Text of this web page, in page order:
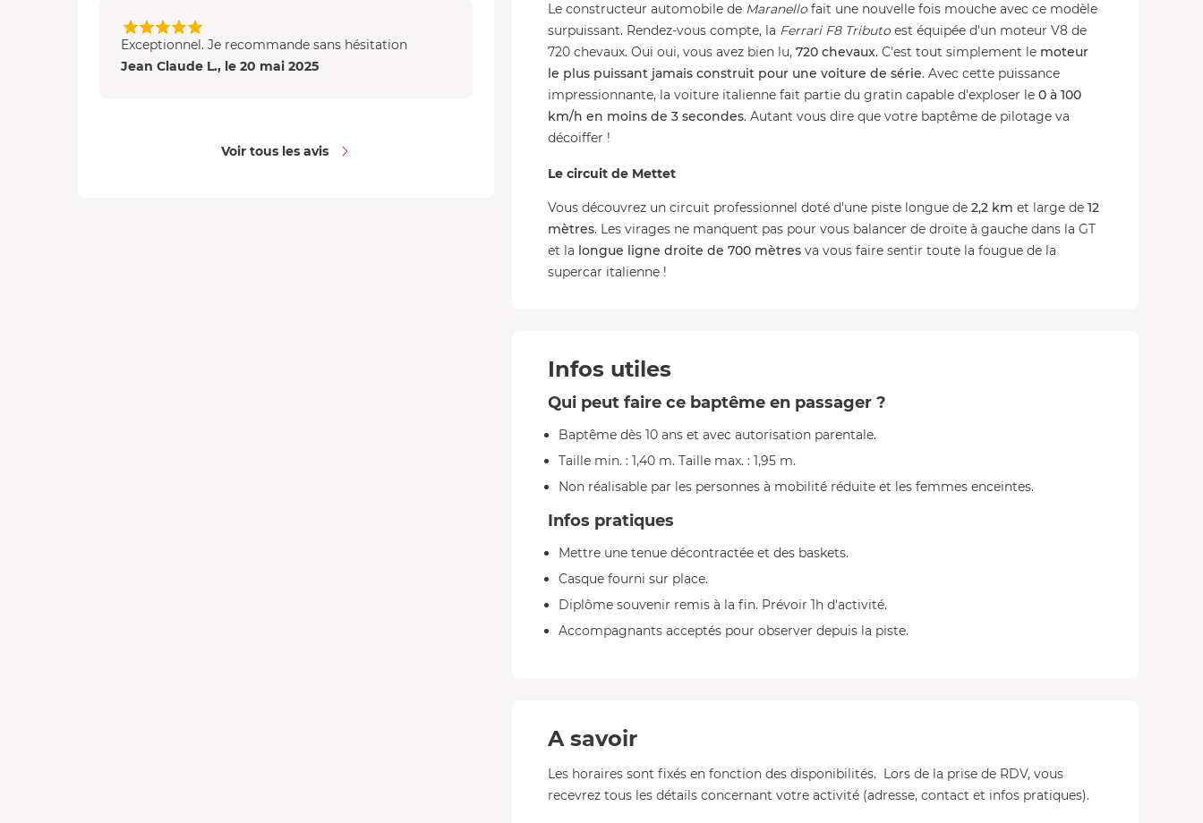
Le constructeur automobile de Maranellofait une nouvelle fois mouche avec ce modèle
surpuissant. Rendez-vous compte, la Ferrari F8 Tributoest équipée d'un moteur V8 de
720 chevaux. Oui oui, vous avez bien lu, 720 chevaux. C'est tout simplement le moteur
le plus puissant jamais construit pour une voiture de série. Avec cette puissance
impressionnante, la voiture italienne fait partie du gratin capable d'exploser le 0 à 100
km/h en moins de 3 secondes. Autant vous dire que votre baptême de pilotage va
décoiffer !
Le circuit de Mettet
Vous découvrez un circuit professionnel doté d'une piste longue de 2,2 km et large de 12
mètres. Les virages ne manquent pas pour vous balancer de droite à gauche dans la GT
et la longue ligne droite de 700 mètres va vous faire sentir toute la fougue de la
supercar italienne !
Infos utiles
Qui peut faire ce baptême en passager ?
Baptême dès 10 ans et avec autorisation parentale.
Taille min. : 1,40 m. Taille max. : 1,95 m.
Non réalisable par les personnes à mobilité réduite et les femmes enceintes.
Infos pratiques
Mettre une tenue décontractée et des baskets.
Casque fourni sur place.
Diplôme souvenir remis à la fin. Prévoir 1h d'activité.
Accompagnants acceptés pour observer depuis la piste.
A savoir
Les horaires sont fixés en fonction des disponibilités. Lors de la prise de RDV, vous
recevrez tous les détails concernant votre activité (adresse, contact et infos pratiques).
Exceptionnel. Je recommande sans hésitation
Jean Claude L., le 20 mai 2025
Voir tous les avis